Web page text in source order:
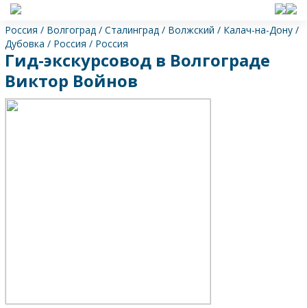
Россия / Волгоград / Сталинград / Волжский / Калач-на-Дону /
Дубовка / Россия / Россия
Гид-экскурсовод в Волгограде
Виктор Войнов